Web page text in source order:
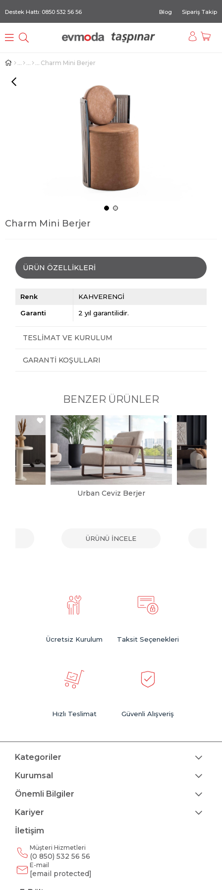
Destek Hattı: 0850 532 56 56 Blog Sipariş Takip
Charm Mini Berjer
Charm Mini Berjer
ÜRÜN ÖZELLIKLERI
Renk KAHVERENGİ
Garanti 2 yıl garantilidir.
TESLIMAT VE KURULUM
GARANTI KOŞULLARI
BENZER ÜRÜNLER
Urban Ceviz Berjer
ÜRÜNÜ İNCELE
Ücretsiz Kurulum Taksit Seçenekleri
Hızlı Teslimat Güvenli Alışveriş
Kategoriler
Kurumsal
Önemli Bilgiler
Kariyer
İletişim
Müşteri Hizmetleri
(0 850) 532 56 56
E-mail
[email protected]